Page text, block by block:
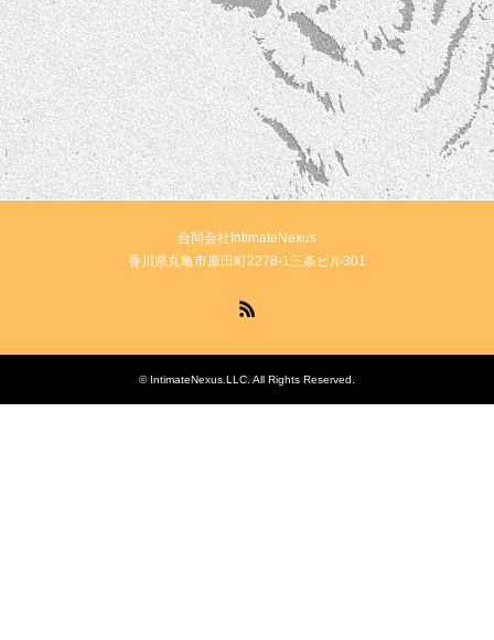
合同会社IntimateNexus
香川県丸亀市原田町2278-1三条ビル301
© IntimateNexus.LLC . All Rights Reserved.